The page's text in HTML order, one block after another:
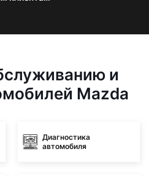
и
Mazda
Диагностика
автомобиля